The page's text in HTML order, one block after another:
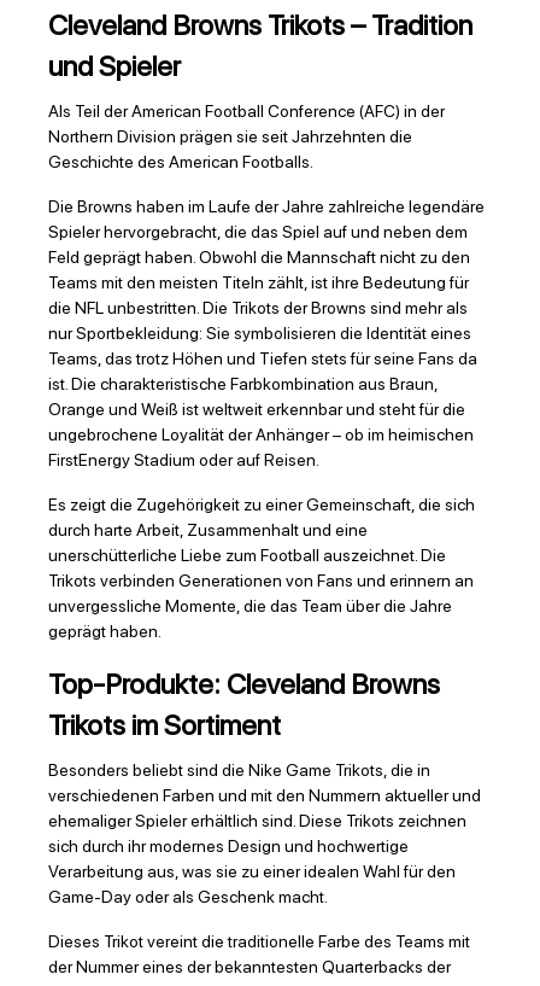
Cleveland Browns Trikots – Tradition
und Spieler
Als Teil der American Football Conference (AFC) in der
Northern Division prägen sie seit Jahrzehnten die
Geschichte des American Footballs.
Die Browns haben im Laufe der Jahre zahlreiche legendäre
Spieler hervorgebracht, die das Spiel auf und neben dem
Feld geprägt haben. Obwohl die Mannschaft nicht zu den
Teams mit den meisten Titeln zählt, ist ihre Bedeutung für
die NFL unbestritten. Die Trikots der Browns sind mehr als
nur Sportbekleidung: Sie symbolisieren die Identität eines
Teams, das trotz Höhen und Tiefen stets für seine Fans da
ist. Die charakteristische Farbkombination aus Braun,
Orange und Weiß ist weltweit erkennbar und steht für die
ungebrochene Loyalität der Anhänger – ob im heimischen
FirstEnergy Stadium oder auf Reisen.
Es zeigt die Zugehörigkeit zu einer Gemeinschaft, die sich
durch harte Arbeit, Zusammenhalt und eine
unerschütterliche Liebe zum Football auszeichnet. Die
Trikots verbinden Generationen von Fans und erinnern an
unvergessliche Momente, die das Team über die Jahre
geprägt haben.
Top-Produkte: Cleveland Browns
Trikots im Sortiment
Besonders beliebt sind die Nike Game Trikots, die in
verschiedenen Farben und mit den Nummern aktueller und
ehemaliger Spieler erhältlich sind. Diese Trikots zeichnen
sich durch ihr modernes Design und hochwertige
Verarbeitung aus, was sie zu einer idealen Wahl für den
Game-Day oder als Geschenk macht.
Dieses Trikot vereint die traditionelle Farbe des Teams mit
der Nummer eines der bekanntesten Quarterbacks der